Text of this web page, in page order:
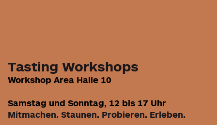
Tasting Workshops
Workshop Area Halle 10
Samstag und Sonntag, 12 bis 17 Uhr
Mitmachen. Staunen. Probieren. Erleben.